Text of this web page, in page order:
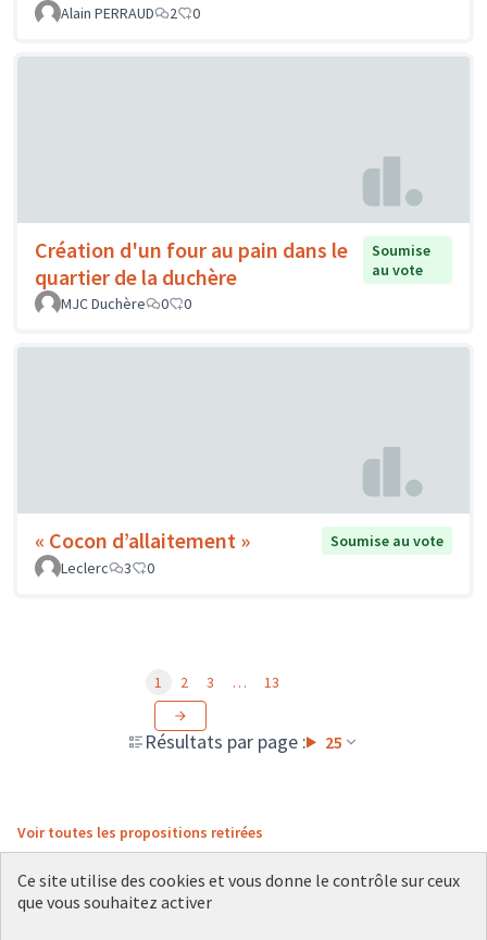
Alain PERRAUD
2 0
Création d'un four au pain dans le
quartier de la duchère
Soumise
au vote
MJC Duchère
0 0
« Cocon d’allaitement »
Soumise au vote
Leclerc
3 0
Résultats par page : 25
1 2 3 … 13
Voir toutes les propositions retirées
Ce site utilise des cookies et vous donne le contrôle sur ceux
que vous souhaitez activer